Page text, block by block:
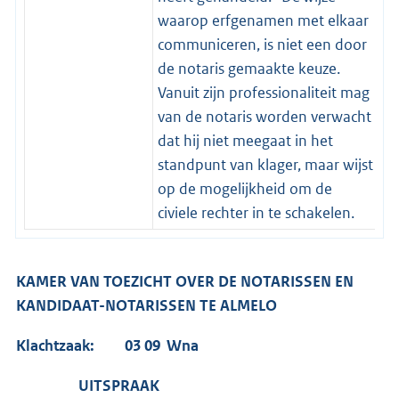
waarop erfgenamen met elkaar
communiceren, is niet een door
de notaris gemaakte keuze.
Vanuit zijn professionaliteit mag
van de notaris worden verwacht
dat hij niet meegaat in het
standpunt van klager, maar wijst
op de mogelijkheid om de
civiele rechter in te schakelen.
KAMER VAN TOEZICHT OVER DE NOTARISSEN EN
KANDIDAAT-NOTARISSEN TE ALMELO
Klachtzaak: 03 09 Wna
UITSPRAAK